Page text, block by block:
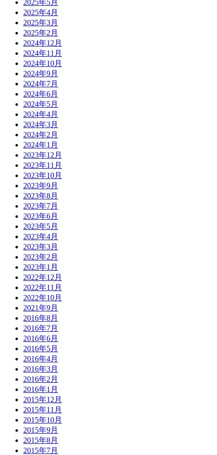
2025年5月
2025年4月
2025年3月
2025年2月
2024年12月
2024年11月
2024年10月
2024年9月
2024年7月
2024年6月
2024年5月
2024年4月
2024年3月
2024年2月
2024年1月
2023年12月
2023年11月
2023年10月
2023年9月
2023年8月
2023年7月
2023年6月
2023年5月
2023年4月
2023年3月
2023年2月
2023年1月
2022年12月
2022年11月
2022年10月
2021年9月
2016年8月
2016年7月
2016年6月
2016年5月
2016年4月
2016年3月
2016年2月
2016年1月
2015年12月
2015年11月
2015年10月
2015年9月
2015年8月
2015年7月